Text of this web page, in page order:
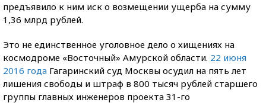
предъявило к ним иск о возмещении ущерба на сумму
1,36 млрд рублей.
Это не единственное уголовное дело о хищениях на
космодроме «Восточный» Амурской области. 22 июня
2016 года Гагаринский суд Москвы осудил на пять лет
лишения свободы и штраф в 800 тысяч рублей старшего
группы главных инженеров проекта 31-го